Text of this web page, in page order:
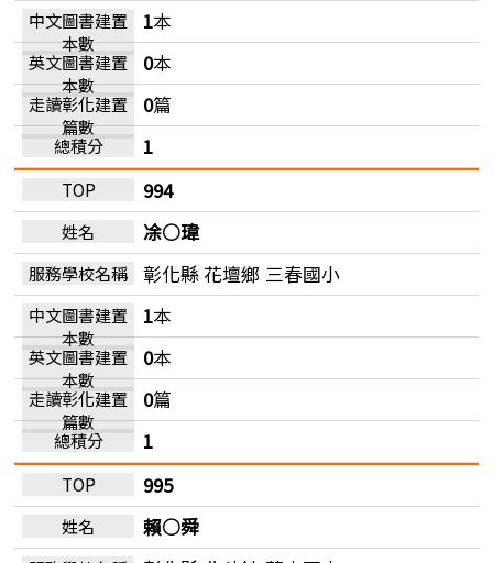
1本
0本
0篇
1
994
凃○瑋
彰化縣 花壇鄉 三春國小
1本
0本
0篇
1
995
賴○舜